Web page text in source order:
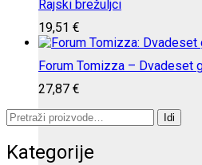
Rajski brežuljci
19,51 €
Forum Tomizza – Dvadeset
27,87 €
Pretraži:
Idi
Kategorije